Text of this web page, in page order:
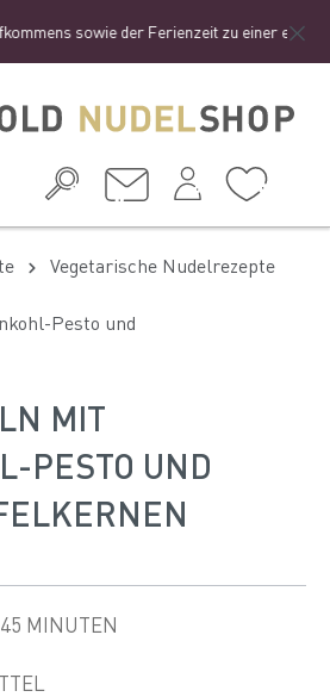
sowie der Ferienzeit zu einer etwas
Vegetarische Nudelrezepte
Pesto und
MIT
PESTO UND
45 MINUTEN